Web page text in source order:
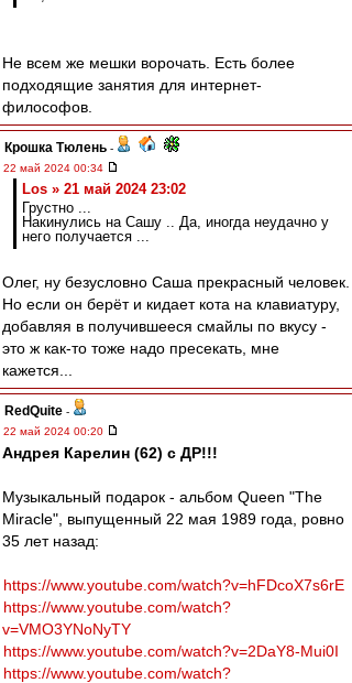
Не всем же мешки ворочать. Есть более
подходящие занятия для интернет-
философов.
Крошка Тюлень -
22 май 2024 00:34
Los » 21 май 2024 23:02
Грустно ...
Накинулись на Сашу .. Да, иногда неудачно у
него получается ...
Олег, ну безусловно Саша прекрасный человек.
Но если он берёт и кидает кота на клавиатуру,
добавляя в получившееся смайлы по вкусу -
это ж как-то тоже надо пресекать, мне
кажется...
RedQuite -
22 май 2024 00:20
Андрея Карелин (62) с ДР!!!
Музыкальный подарок - альбом Queen "The
Miracle", выпущенный 22 мая 1989 года, ровно
35 лет назад:
https://www.youtube.com/watch?v=hFDcoX7s6rE
https://www.youtube.com/watch?
v=VMO3YNoNyTY
https://www.youtube.com/watch?v=2DaY8-Mui0I
https://www.youtube.com/watch?